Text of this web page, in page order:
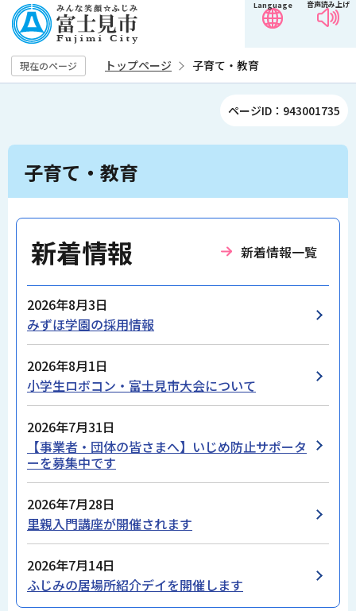
の
ペ
ー
す
音声読み上げ
Language
現在のページ トップページ 子育て・教育
ページID：943001735
本
子育て・教育
新着情報 新着情報一覧
2026年8月3日
みずほ学園の採用情報
2026年8月1日
小学生ロボコン・富士見市大会について
2026年7月31日
【事業者・団体の皆さまへ】いじめ防止サポータ
ーを募集中です
2026年7月28日
里親入門講座が開催されます
2026年7月14日
ふじみの居場所紹介デイを開催します